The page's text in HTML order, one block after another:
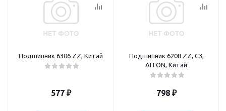
Подшипник 6306 ZZ, Китай
577₽
Подшипник 6208 ZZ, C3,
AITON, Китай
798₽